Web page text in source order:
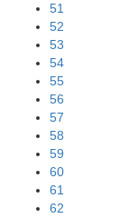
51
52
53
54
55
56
57
58
59
60
61
62